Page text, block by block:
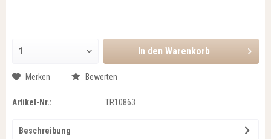
In den Warenkorb
Merken Bewerten
Artikel-Nr.: TR10863
Beschreibung